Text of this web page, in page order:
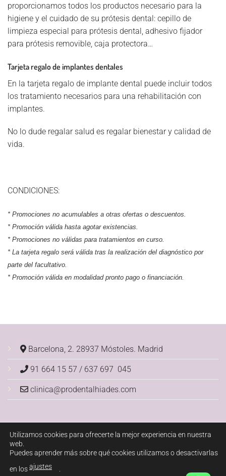
proporcionamos todos los productos necesario para la
higiene y el cuidado de su prótesis dental: cepillo de
limpieza especial para prótesis dental, adhesivo fijador
para prótesis removible, caja protectora…
Tarjeta regalo de implantes dentales
En la tarjeta regalo de implante dental puede incluir todos
los tratamiento necesarios para una rehabilitación con
implantes.
No lo dude regalar salud es regalar bienestar y calidad de
vida.
CONDICIONES:
* Promociones no acumulables a otras ofertas o descuentos.
* Promoción válida hasta agotar existencias.
* Promociones no válidas para tratamientos en curso.
* La tarjeta regalo será válida tras la realización del diagnóstico por
parte del facultativo.
* Promoción válida en modalidad pronto pago o financiación.
Barcelona, 2. 28937 Móstoles. Madrid
91 664 15 57 / 637 697 045
clinica@prodentalhiades.com
INICIO BLOG RESERVA DE CITA ENLACES
AVISO LEGAL
Utilizamos cookies para ofrecerte la mejor experiencia en nuestra
web.
Puedes aprender más sobre qué cookies utilizamos o desactivarlas
en losajustes .